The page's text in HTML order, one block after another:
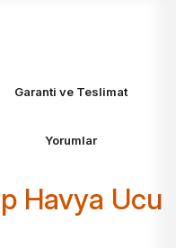
Garanti ve Teslimat
Yorumlar
Havya Ucu